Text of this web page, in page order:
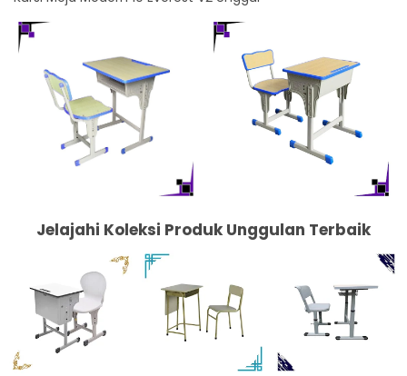
Jelajahi Koleksi Produk Unggulan Terbaik